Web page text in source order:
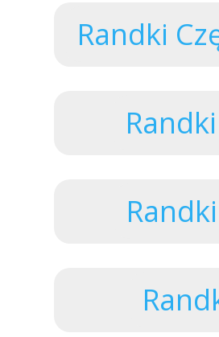
Randki